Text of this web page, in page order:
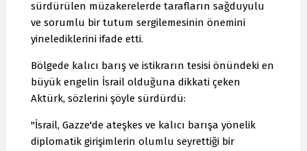
sürdürülen müzakerelerde tarafların sağduyulu
ve sorumlu bir tutum sergilemesinin önemini
yinelediklerini ifade etti.
Bölgede kalıcı barış ve istikrarın tesisi önündeki en
büyük engelin İsrail olduğuna dikkati çeken
Aktürk, sözlerini şöyle sürdürdü:
"İsrail, Gazze'de ateşkes ve kalıcı barışa yönelik
diplomatik girişimlerin olumlu seyrettiği bir